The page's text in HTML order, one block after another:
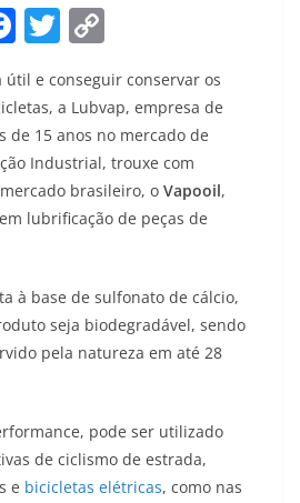
F
a
c
e
b
o
o
T
itt
er
o
p
y
Li
n
k
útil e conseguir conservar os
a Lubvap, empresa de
de 15 anos no mercado de
Industrial, trouxe com
brasileiro, o Vapooil,
lubrificação de peças de
à base de sulfonato de cálcio,
seja biodegradável, sendo
pela natureza em até 28
pode ser utilizado
de ciclismo de estrada,
e bicicletas elétricas, como nas